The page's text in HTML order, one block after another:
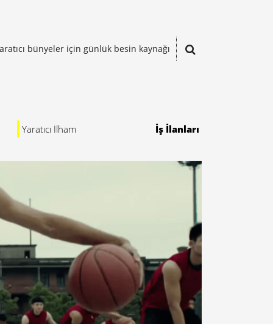
bünyeler için günlük besin kaynağı
Yaratıcı İlham İş İlanları